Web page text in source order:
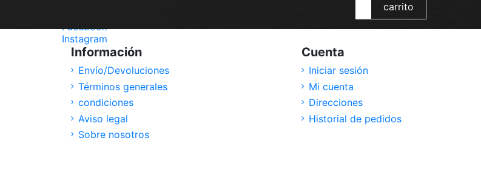
carrito
Facebook
Instagram
Información
Envío/Devoluciones
Términos generales
condiciones
Aviso legal
Sobre nosotros
Cuenta
Iniciar sesión
Mi cuenta
Direcciones
Historial de pedidos